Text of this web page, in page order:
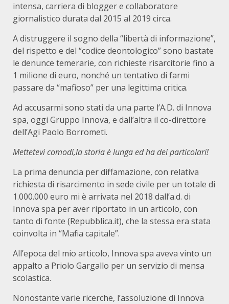
intensa, carriera di blogger e collaboratore
giornalistico durata dal 2015 al 2019 circa.
A distruggere il sogno della “libertà di informazione”,
del rispetto e del “codice deontologico” sono bastate
le denunce temerarie, con richieste risarcitorie fino a
1 milione di euro, nonché un tentativo di farmi
passare da “mafioso” per una legittima critica.
Ad accusarmi sono stati da una parte l’A.D. di Innova
spa, oggi Gruppo Innova, e dall’altra il co-direttore
dell’Agi Paolo Borrometi.
Mettetevi comodi,la storia è lunga ed ha dei particolari!
La prima denuncia per diffamazione, con relativa
richiesta di risarcimento in sede civile per un totale di
1.000.000 euro mi è arrivata nel 2018 dall’a.d. di
Innova spa per aver riportato in un articolo, con
tanto di fonte (Repubblica.it), che la stessa era stata
coinvolta in “Mafia capitale”.
All’epoca del mio articolo, Innova spa aveva vinto un
appalto a Priolo Gargallo per un servizio di mensa
scolastica.
Nonostante varie ricerche, l’assoluzione di Innova